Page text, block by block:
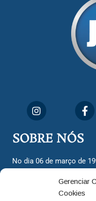
Gerenciar
Cookies
SOBRE NÓS
No dia 06 de março de
cidadãos valinhenses, já
dois jornais. Há mais de